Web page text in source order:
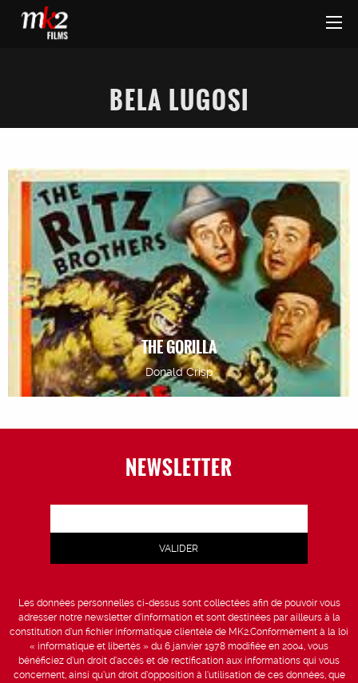
BELA LUGOSI
THE GORILLA
Donald Crisp
NEWSLETTER
Les données personnelles ci-dessus sont collectées afin de pouvoir vous
adresser notre newsletter d’information et sont destinées par ailleurs à la
constitution d’un fichier informatique clientèle de MK2.Conformément à la loi
« informatique et libertés » du 6 janvier 1978 modifiée en 2004, vous
bénéficiez d’un droit d’accès et de rectification aux informations qui vous
concernent, ainsi qu’un droit d’opposition à l’utilisation de ces données, que